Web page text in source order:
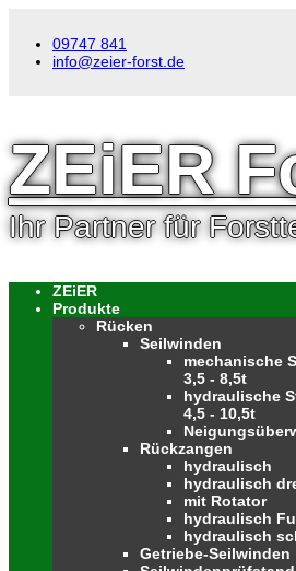
09747 841
info@zeier-forst.de
ZEiER
Ihr Partner für
ZEiER
Produkte
Rücken
Seilwinden
mechanische
3,5 - 8,5t
hydraulische
4,5 - 10,5t
Rückzangen
hydraulisch
hydraulisch
mit Rotator
hydraulisch
hydraulisch
Getriebe-Seilwinden